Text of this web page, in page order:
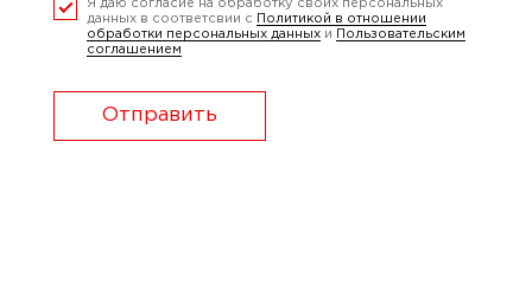
Я даю согласие на обработку своих персональных
данных в соответсвии с
Политикой в отношении
обработки персональных данных и
Пользовательским
соглашением
Отправить